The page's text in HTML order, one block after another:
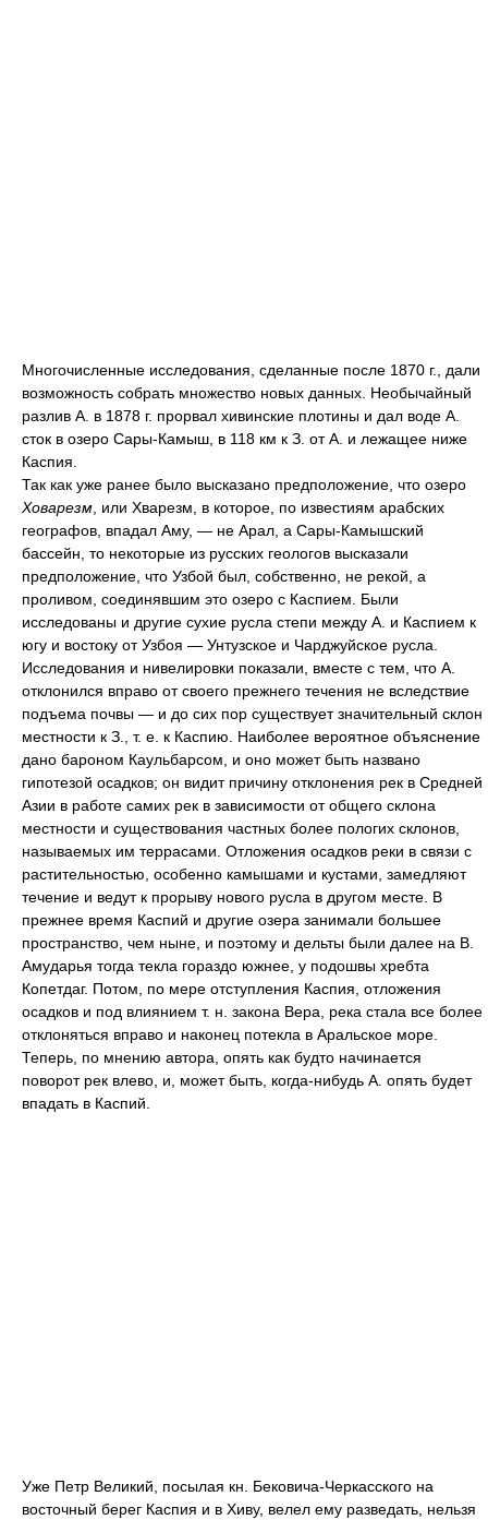
Многочисленные исследования, сделанные после 1870 г., дали
возможность собрать множество новых данных. Необычайный
разлив А. в 1878 г. прорвал хивинские плотины и дал воде А.
сток в озеро Сары-Камыш, в 118 км к З. от А. и лежащее ниже
Каспия.
Так как уже ранее было высказано предположение, что озеро
Ховарезм, или Хварезм, в которое, по известиям арабских
географов, впадал Аму, — не Арал, а Сары-Камышский
бассейн, то некоторые из русских геологов высказали
предположение, что Узбой был, собственно, не рекой, а
проливом, соединявшим это озеро с Каспием. Были
исследованы и другие сухие русла степи между А. и Каспием к
югу и востоку от Узбоя — Унтузское и Чарджуйское русла.
Исследования и нивелировки показали, вместе с тем, что А.
отклонился вправо от своего прежнего течения не вследствие
подъема почвы — и до сих пор существует значительный склон
местности к З., т. е. к Каспию. Наиболее вероятное объяснение
дано бароном Каульбарсом, и оно может быть названо
гипотезой осадков; он видит причину отклонения рек в Средней
Азии в работе самих рек в зависимости от общего склона
местности и существования частных более пологих склонов,
называемых им террасами. Отложения осадков реки в связи с
растительностью, особенно камышами и кустами, замедляют
течение и ведут к прорыву нового русла в другом месте. В
прежнее время Каспий и другие озера занимали большее
пространство, чем ныне, и поэтому и дельты были далее на В.
Амударья тогда текла гораздо южнее, у подошвы хребта
Копетдаг. Потом, по мере отступления Каспия, отложения
осадков и под влиянием т. н. закона Вера, река стала все более
отклоняться вправо и наконец потекла в Аральское море.
Теперь, по мнению автора, опять как будто начинается
поворот рек влево, и, может быть, когда-нибудь А. опять будет
впадать в Каспий.
Уже Петр Великий, посылая кн. Бековича-Черкасского на
восточный берег Каспия и в Хиву, велел ему разведать, нельзя